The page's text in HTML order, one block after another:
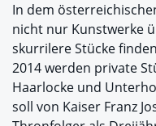
In dem
nicht nur Kunstwerke
skurrilere Stücke
2014 werden private
Haarlocke und
soll von Kaiser Franz